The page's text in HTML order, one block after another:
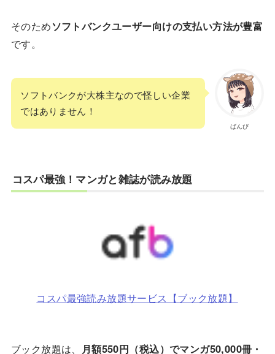
そのためソフトバンクユーザー向けの支払い方法が豊富
です。
ばんび
ソフトバンクが大株主なので怪しい企業
ではありません！
コスパ最強！マンガと雑誌が読み放題
コスパ最強読み放題サービス【ブック放題】
ブック放題は、
月額550円（税込）でマンガ50,000冊・